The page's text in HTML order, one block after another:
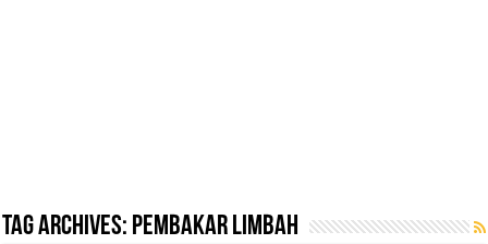
Tag Archives: Pembakar Limbah